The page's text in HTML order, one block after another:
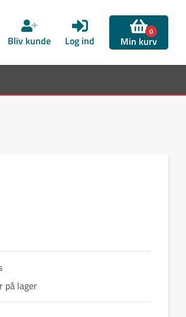
Bliv kunde Log ind
0
Min kurv
på lager